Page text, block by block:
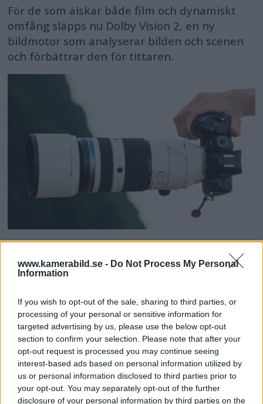
www.kamerabild.se - Do Not Process My Personal
Information
If you wish to opt-out of the sale, sharing to third parties, or
processing of your personal or sensitive information for
targeted advertising by us, please use the below opt-out
section to confirm your selection. Please note that after your
opt-out request is processed you may continue seeing
interest-based ads based on personal information utilized by
us or personal information disclosed to third parties prior to
your opt-out. You may separately opt-out of the further
disclosure of your personal information by third parties on the
För de som älskar både film och dynamiskt
omfång släpps nu Dolby Vision 2, en ny
bildmotor som analyserar bilden och scenen
och förbättrar den för tittaren.
OM System lanserar
gratislån av kameror &
objektiv i Sverige
OM System lanserar nu "Test & Wow"-
programmet i Sverige, vilket gör det möjligt
att låna hem kameror och objektiv under fem
dagar för att se hur utrustningen passar dina
behov.